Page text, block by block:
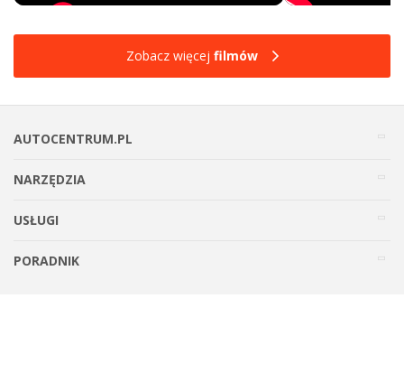
Zobacz więcej filmów
AUTOCENTRUM.PL
NARZĘDZIA
USŁUGI
PORADNIK